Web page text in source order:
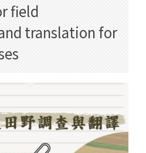
field
translation for